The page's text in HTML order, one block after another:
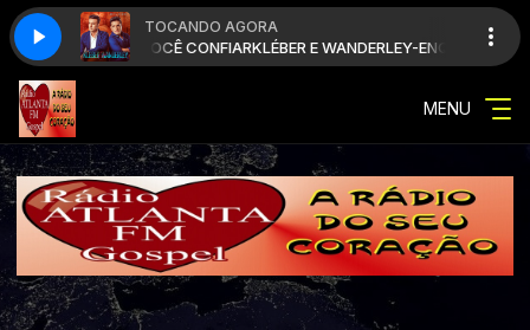
TOCANDO AGORA
ENQUANTO VOCÊ CONFIARKLÉBER E WANDERLEY-ENQUANTO
MENU